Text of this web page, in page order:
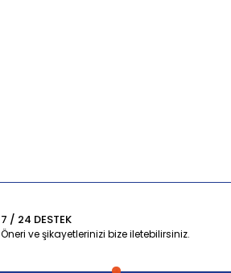
7 / 24 DESTEK
Öneri ve şikayetlerinizi bize iletebilirsiniz.